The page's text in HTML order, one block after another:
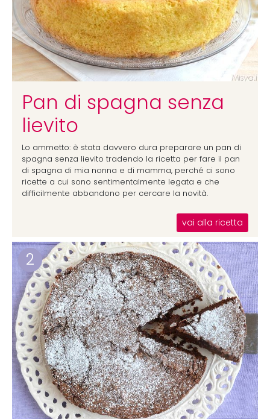
Pan di spagna senza
lievito
Lo ammetto: è stata davvero dura preparare un pan di
spagna senza lievito tradendo la ricetta per fare il pan
di spagna di mia nonna e di mamma, perché ci sono
ricette a cui sono sentimentalmente legata e che
difficilmente abbandono per cercare la novità.
vai alla ricetta
2